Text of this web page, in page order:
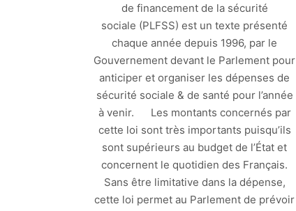
de financement de la sécurité
sociale (PLFSS) est un texte présenté
chaque année depuis 1996, par le
Gouvernement devant le Parlement pour
anticiper et organiser les dépenses de
sécurité sociale & de santé pour l’année
à venir. Les montants concernés par
cette loi sont très importants puisqu’ils
sont supérieurs au budget de l’État et
concernent le quotidien des Français.
Sans être limitative dans la dépense,
cette loi permet au Parlement de prévoir